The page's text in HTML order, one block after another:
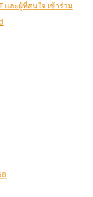
และผู้ที่สนใจ เข้าร่วม